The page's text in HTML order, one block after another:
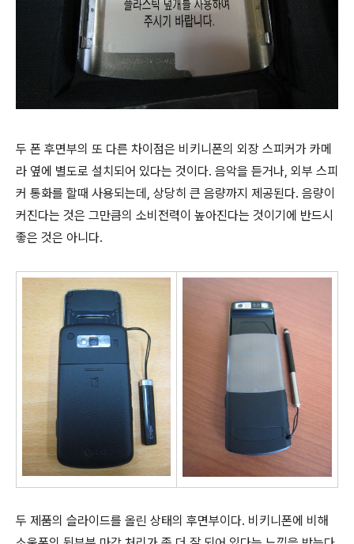
두 폰 후면부의 또 다른 차이점은 비키니폰의 외장 스피커가 카메
라 옆에 별도로 설치되어 있다는 것이다. 음악을 듣거나, 외부 스피
커 통화를 할때 사용되는데, 상당히 큰 음량까지 제공된다. 음량이
커진다는 것은 그만큼의 소비전력이 높아진다는 것이기에 반드시
좋은 것은 아니다.
두 제품의 슬라이드를 올린 상태의 후면부이다. 비키니폰에 비해